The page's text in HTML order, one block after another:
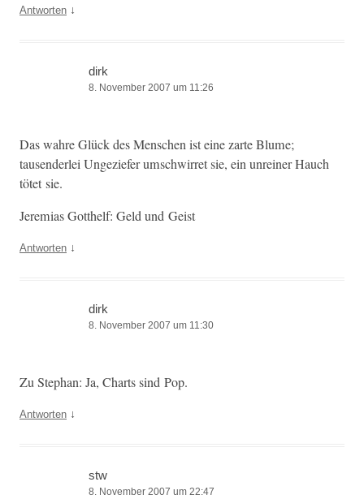
Antworten ↓
dirk
8. November 2007 um 11:26
Das wahre Glück des Men­schen ist eine zarte Blume;
tausender­lei Ungeziefer umschwirret sie, ein unrein­er Hauch
tötet sie.
Jere­mias Got­thelf: Geld und Geist
Antworten ↓
dirk
8. November 2007 um 11:30
Zu Stephan: Ja, Charts sind Pop.
Antworten ↓
stw
8. November 2007 um 22:47